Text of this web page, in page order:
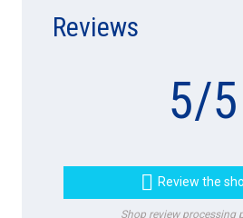
Reviews
5/5
 Review the
Shop review processing